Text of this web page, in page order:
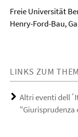
Freie Universität
Henry-Ford-Bau,
LINKS ZUM
Altri eventi
"Giurisprudenza